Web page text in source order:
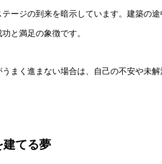
テージの到来を暗示しています。建築の
と満足の象徴です。
まく進まない場合は、自己の不安や未
建てる夢